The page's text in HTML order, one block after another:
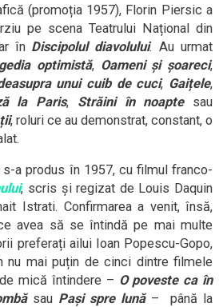
(promoția 1957), Florin Piersic a
pe scena Teatrului Național din
în Discipolul diavolului. Au urmat
optimistă, Oameni și șoareci,
unui cuib de cuci, Gaițele,
la Paris, Străini în noaptesau
, roluri ce au demonstrat, constant, o
a produs în 1957, cu filmul franco-
, scris și regizat de Louis Daquin
Istrati. Confirmarea a venit, însă,
avea să se întindă pe mai multe
preferați ailui Ioan Popescu-Gopo,
nu mai puțin de cinci dintre filmele
mică întindere – O poveste ca în
sau Pași spre lună– până la